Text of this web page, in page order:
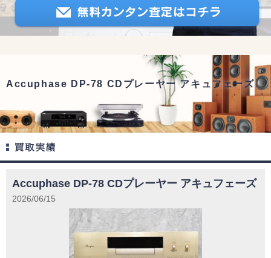
Accuphase DP-78 CDプレーヤー アキュフェーズ
Accuphase DP-78 CDプレーヤー アキュフェーズ
2026/06/15